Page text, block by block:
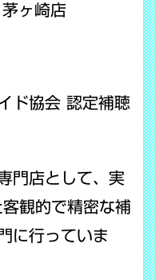
ヶ崎店
ド協会 認定補聴
門店として、実
観的で精密な補
に行っていま